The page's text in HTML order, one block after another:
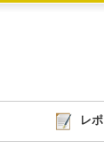
レ